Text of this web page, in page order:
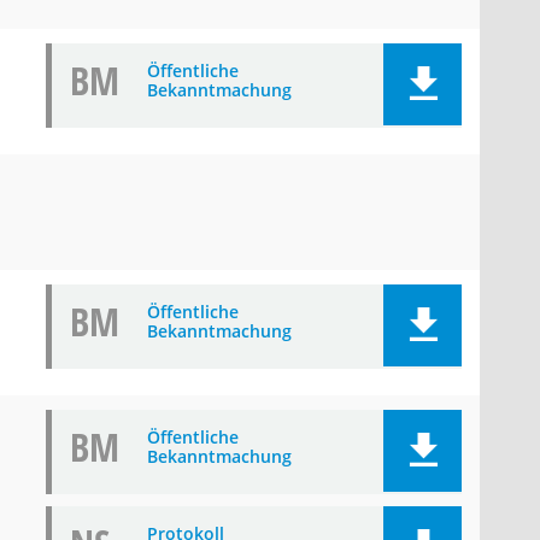
BM
Öffentliche
Bekanntmachung
BM
Öffentliche
Bekanntmachung
BM
Öffentliche
Bekanntmachung
Protokoll